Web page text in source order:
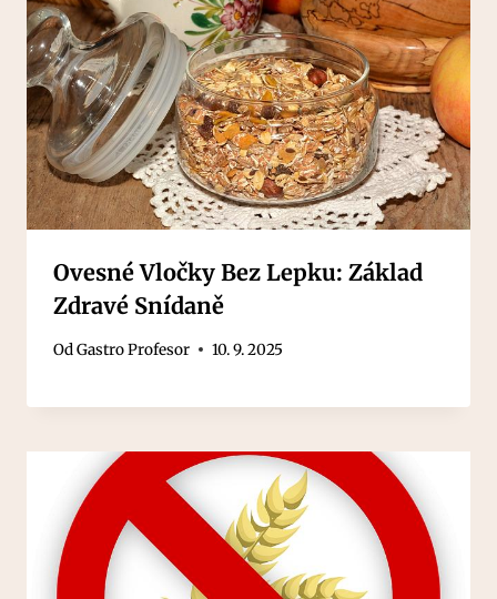
Ovesné Vločky Bez Lepku: Základ
Zdravé Snídaně
OdGastro Profesor 10. 9. 2025